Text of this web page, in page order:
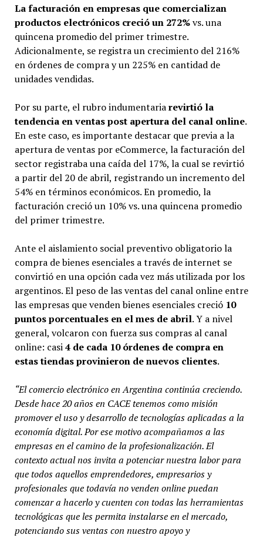
La facturación en empresas que comercializan
productos electrónicos creció un 272%vs. una
quincena promedio del primer trimestre.
Adicionalmente, se registra un crecimiento del 216%
en órdenes de compra y un 225% en cantidad de
unidades vendidas.
Por su parte, el rubro indumentariarevirtió la
tendencia en ventas post apertura del canal online.
En este caso, es importante destacar que previa a la
apertura de ventas por eCommerce, la facturación del
sector registraba una caída del 17%, la cual se revirtió
a partir del 20 de abril, registrando un incremento del
54% en términos económicos. En promedio, la
facturación creció un 10% vs. una quincena promedio
del primer trimestre.
Ante el aislamiento social preventivo obligatorio la
compra de bienes esenciales a través de internet se
convirtió en una opción cada vez más utilizada por los
argentinos. El peso de las ventas del canal online entre
las empresas que venden bienes esenciales creció 10
puntos porcentuales en el mes de abril. Y a nivel
general, volcaron con fuerza sus compras al canal
online: casi4 de cada 10 órdenes de compra en
estas tiendas provinieron de nuevos clientes.
“El comercio electrónico en Argentina continúa creciendo.
Desde hace 20 años en CACE tenemos como misión
promover el uso y desarrollo de tecnologías aplicadas a la
economía digital. Por ese motivoacompañamos a las
empresas en el camino de la profesionalización. El
contexto actual nos invita a potenciar nuestra labor para
que todos aquellos emprendedores, empresarios y
profesionales que todavía no venden online puedan
comenzar a hacerlo y cuenten con todas las herramientas
tecnológicas que les permita instalarse en el mercado,
potenciando sus ventas con nuestro apoyo y